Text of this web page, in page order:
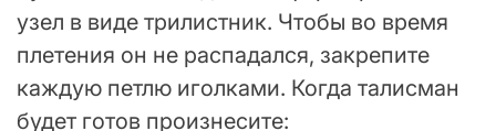
узел в виде трилистник. Чтобы во время
плетения он не распадался, закрепите
каждую петлю иголками. Когда талисман
будет готов произнесите: